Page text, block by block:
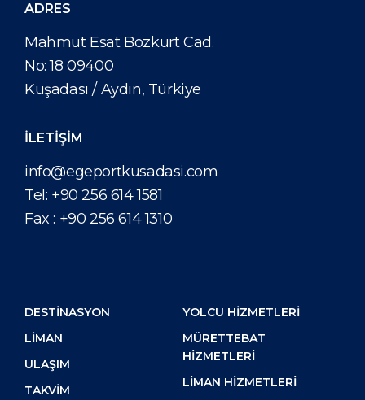
ADRES
Mahmut Esat Bozkurt Cad.
No: 18 09400
Kuşadası / Aydın, Türkiye
İLETİŞİM
info@egeportkusadasi.com
Tel: +90 256 614 1581
Fax : +90 256 614 1310
DESTİNASYON
LIMAN
ULAŞIM
TAKVIM
YOLCU HIZMETLERI
MÜRETTEBAT
HIZMETLERI
LIMAN HIZMETLERI